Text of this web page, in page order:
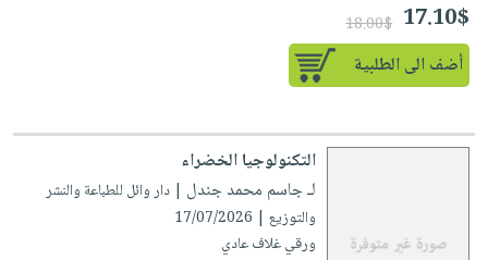
17.10$
18.00$
أضف الى الطلبية
التكنولوجيا الخضراء
لـ جاسم محمد جندل | دار وائل للطباعة والنشر
والتوزيع | 17/07/2026
ورقي غلاف عادي